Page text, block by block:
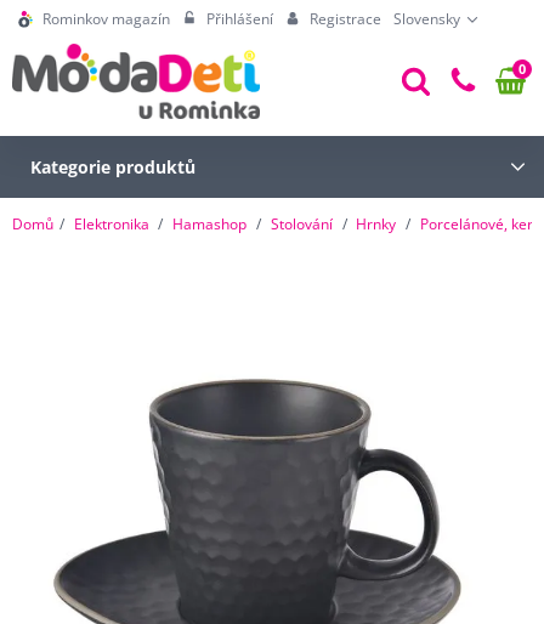
Rominkov magazín Přihlášení Registrace Slovensky
0
Kategorie produktů
Domů Elektronika Hamashop Stolování Hrnky Porcelánové,